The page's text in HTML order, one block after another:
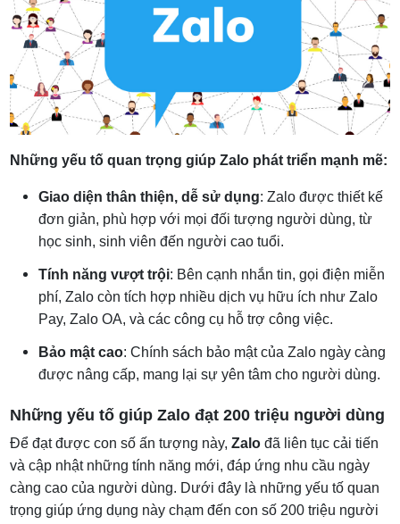
Những yếu tố quan trọng giúp Zalo phát triển mạnh mẽ:
Giao diện thân thiện, dễ sử dụng: Zalo được thiết kế
đơn giản, phù hợp với mọi đối tượng người dùng, từ
học sinh, sinh viên đến người cao tuổi.
Tính năng vượt trội: Bên cạnh nhắn tin, gọi điện miễn
phí, Zalo còn tích hợp nhiều dịch vụ hữu ích như Zalo
Pay, Zalo OA, và các công cụ hỗ trợ công việc.
Bảo mật cao: Chính sách bảo mật của Zalo ngày càng
được nâng cấp, mang lại sự yên tâm cho người dùng.
Những yếu tố giúp Zalo đạt 200 triệu người dùng
Để đạt được con số ấn tượng này,Zalo đã liên tục cải tiến
và cập nhật những tính năng mới, đáp ứng nhu cầu ngày
càng cao của người dùng. Dưới đây là những yếu tố quan
trọng giúp ứng dụng này chạm đến con số 200 triệu người